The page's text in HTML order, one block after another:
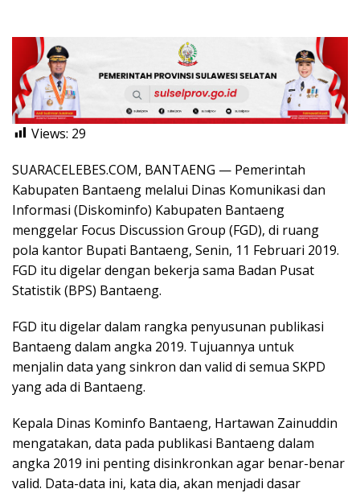
Views: 29
SUARACELEBES.COM, BANTAENG — Pemerintah
Kabupaten Bantaeng melalui Dinas Komunikasi dan
Informasi (Diskominfo) Kabupaten Bantaeng
menggelar Focus Discussion Group (FGD), di ruang
pola kantor Bupati Bantaeng, Senin, 11 Februari 2019.
FGD itu digelar dengan bekerja sama Badan Pusat
Statistik (BPS) Bantaeng.
FGD itu digelar dalam rangka penyusunan publikasi
Bantaeng dalam angka 2019. Tujuannya untuk
menjalin data yang sinkron dan valid di semua SKPD
yang ada di Bantaeng.
Kepala Dinas Kominfo Bantaeng, Hartawan Zainuddin
mengatakan, data pada publikasi Bantaeng dalam
angka 2019 ini penting disinkronkan agar benar-benar
valid. Data-data ini, kata dia, akan menjadi dasar